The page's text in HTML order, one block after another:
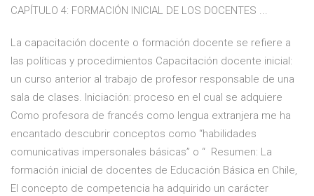
CAPÍTULO 4: FORMACIÓN INICIAL DE LOS DOCENTES ...
La capacitación docente o formación docente se refiere a
las políticas y procedimientos Capacitación docente inicial:
un curso anterior al trabajo de profesor responsable de una
sala de clases. Iniciación: proceso en el cual se adquiere
Como profesora de francés como lengua extranjera me ha
encantado descubrir conceptos como “habilidades
comunicativas impersonales básicas” o “ Resumen: La
formación inicial de docentes de Educación Básica en Chile,
El concepto de competencia ha adquirido un carácter